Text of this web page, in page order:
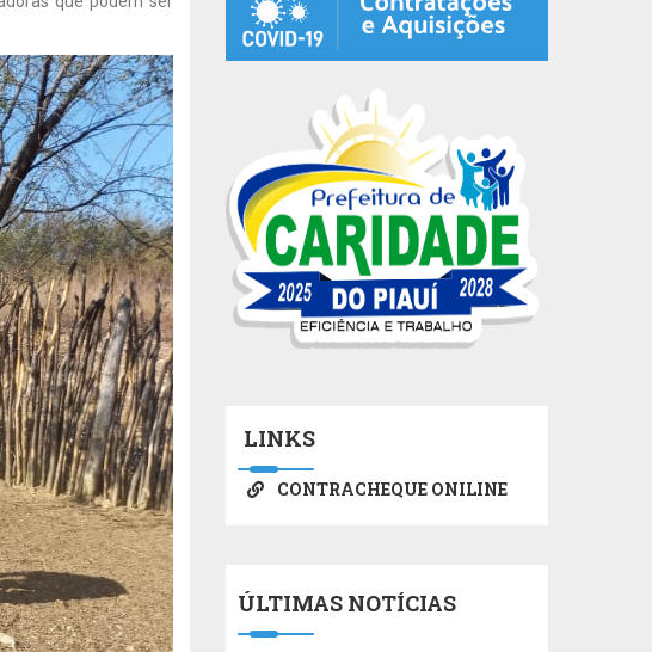
LINKS
CONTRACHEQUE ONILINE
ÚLTIMAS NOTÍCIAS